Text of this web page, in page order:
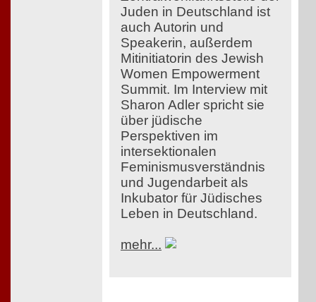
Juden in Deutschland ist
auch Autorin und
Speakerin, außerdem
Mitinitiatorin des Jewish
Women Empowerment
Summit. Im Interview mit
Sharon Adler spricht sie
über jüdische
Perspektiven im
intersektionalen
Feminismusverständnis
und Jugendarbeit als
Inkubator für Jüdisches
Leben in Deutschland.
mehr...